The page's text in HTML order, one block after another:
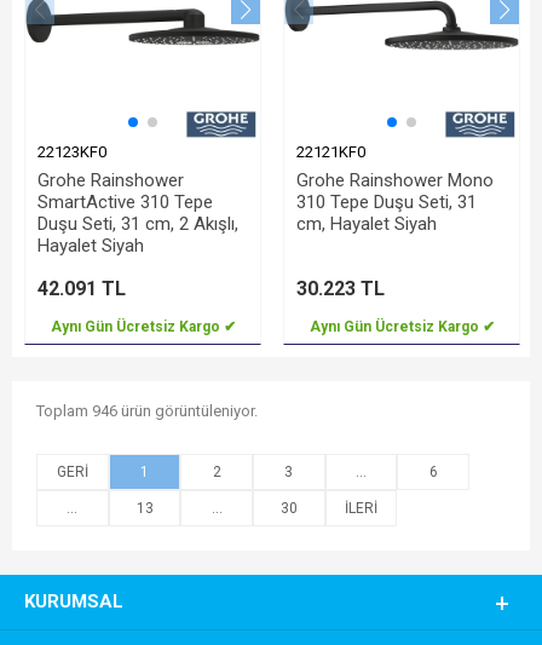
22123KF0
Grohe Rainshower
SmartActive 310 Tepe
Duşu Seti, 31 cm, 2 Akışlı,
Hayalet Siyah
42.091 TL
Aynı Gün Ücretsiz Kargo ✔
22121KF0
Grohe Rainshower Mono
310 Tepe Duşu Seti, 31
cm, Hayalet Siyah
30.223 TL
Aynı Gün Ücretsiz Kargo ✔
Toplam 946 ürün görüntüleniyor.
1 2 3 ... 6
... 13 ... 30
KURUMSAL